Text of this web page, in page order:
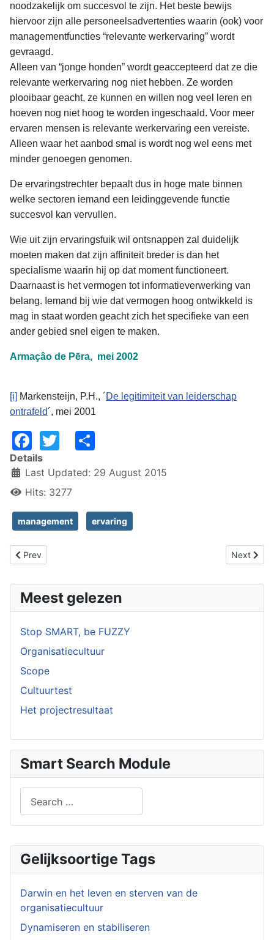
Gelijksoortige Tags
Darwin en het leven en sterven van de
organisatiecultuur
Dynamiseren en stabiliseren
noodzakelijk om succesvol te zijn. Het beste bewijs
hiervoor zijn alle personeelsadvertenties waarin (ook) voor
managementfuncties “relevante werkervaring” wordt
gevraagd.
Alleen van “jonge honden” wordt geaccepteerd dat ze die
relevante werkervaring nog niet hebben. Ze worden
plooibaar geacht, ze kunnen en willen nog veel leren en
hoeven nog niet hoog te worden ingeschaald. Voor meer
ervaren mensen is relevante werkervaring een vereiste.
Alleen waar het aanbod smal is wordt nog wel eens met
minder genoegen genomen.
De ervaringstrechter bepaalt dus in hoge mate binnen
welke sectoren iemand een leidinggevende functie
succesvol kan vervullen.
Wie uit zijn ervaringsfuik wil ontsnappen zal duidelijk
moeten maken dat zijn affiniteit breder is dan het
specialisme waarin hij op dat moment functioneert.
Daarnaast is het vermogen tot informatieverwerking van
belang. Iemand bij wie dat vermogen hoog ontwikkeld is
mag in staat worden geacht zich het specifieke van een
ander gebied snel eigen te maken.
Armaçâo de Pēra, mei 2002
[i] Markensteijn, P.H., ´ De legitimiteit van leiderschap
ontrafeld´, mei 2001
Facebook
Twitter
Details
Last Updated: 29 August 2015
Hits: 3277
management ervaring
Previous article: Baas beoordeelt baas
Prev Next
Next
Meest gelezen
Stop SMART, be FUZZY
Organisatiecultuur
Scope
Cultuurtest
Het projectresultaat
Smart Search Module
Type 2 or more characters for results.